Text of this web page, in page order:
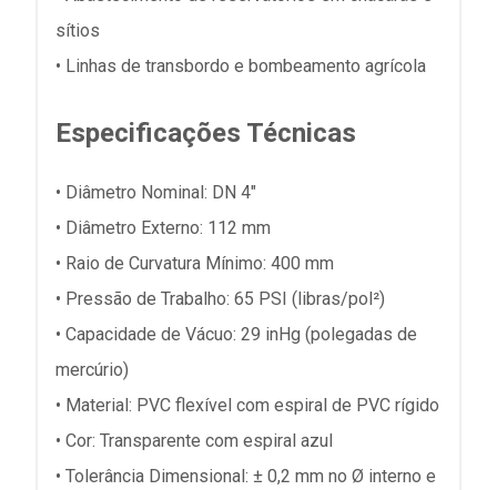
sítios
• Linhas de transbordo e bombeamento agrícola
Especificações Técnicas
• Diâmetro Nominal: DN 4"
• Diâmetro Externo: 112 mm
• Raio de Curvatura Mínimo: 400 mm
• Pressão de Trabalho: 65 PSI (libras/pol²)
• Capacidade de Vácuo: 29 inHg (polegadas de
mercúrio)
• Material: PVC flexível com espiral de PVC rígido
• Cor: Transparente com espiral azul
• Tolerância Dimensional: ± 0,2 mm no Ø interno e